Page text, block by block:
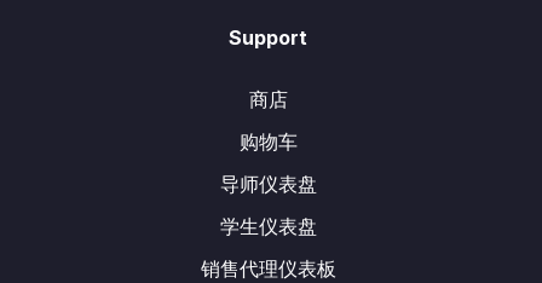
Support
商店
购物车
导师仪表盘
学生仪表盘
销售代理仪表板